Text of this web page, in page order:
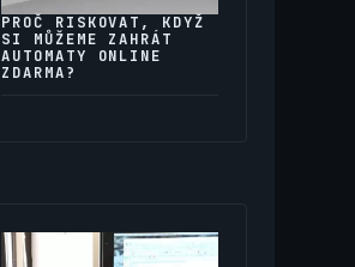
PROČ RISKOVAT, KDYŽ
SI MŮŽEME ZAHRÁT
AUTOMATY ONLINE
ZDARMA?